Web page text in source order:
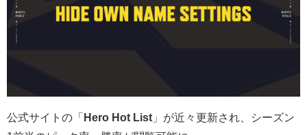
公式サイトの「 Hero Hot List 」が近々更新され、シーズン